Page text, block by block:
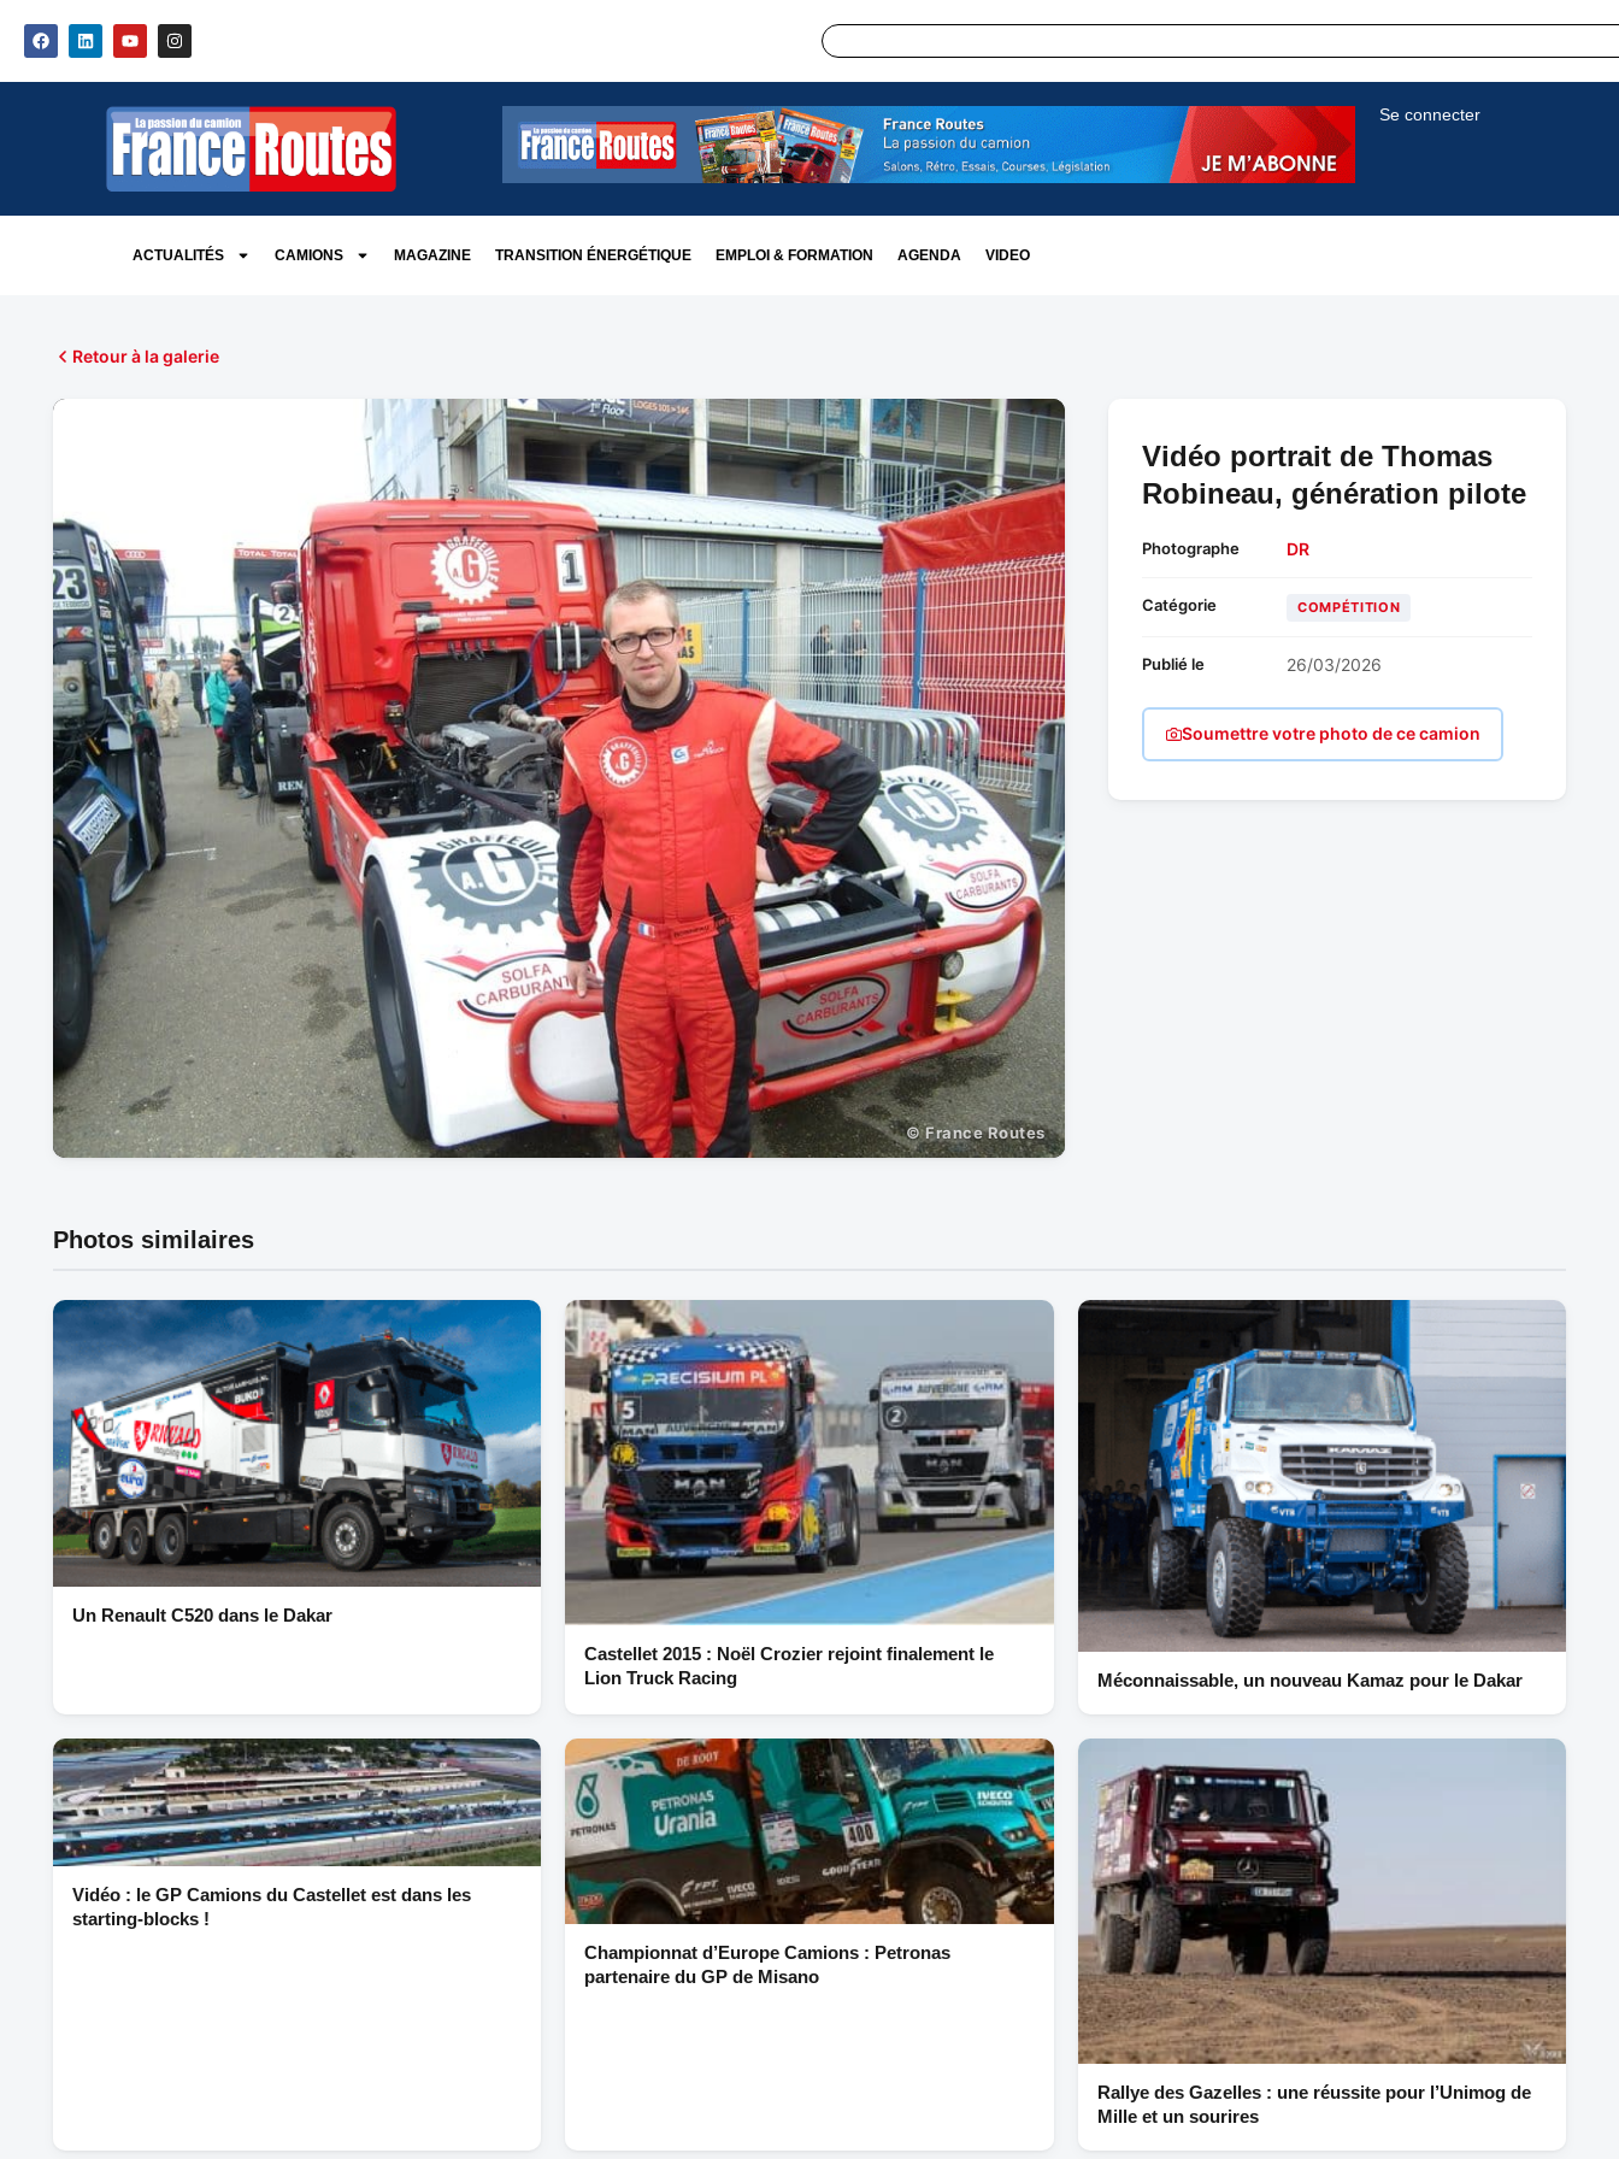
Se connecter
ACTUALITÉS CAMIONS MAGAZINE TRANSITION ÉNERGÉTIQUE EMPLOI & FORMATION AGENDA VIDEO
Retour à la galerie
© France Routes
Vidéo portrait de Thomas
Robineau, génération pilote
Photographe DR
Catégorie COMPÉTITION
Publié le 26/03/2026
Soumettre votre photo de ce camion
Photos similaires
Un Renault C520 dans le Dakar
Castellet 2015 : Noël Crozier rejoint finalement le
Lion Truck Racing
Méconnaissable, un nouveau Kamaz pour le Dakar
Vidéo : le GP Camions du Castellet est dans les
starting-blocks !
Championnat d’Europe Camions : Petronas
partenaire du GP de Misano
Rallye des Gazelles : une réussite pour l’Unimog de
Mille et un sourires